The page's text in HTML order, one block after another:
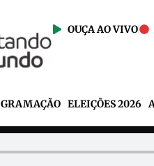
OUÇA AO VIVO
ELEIÇÕES 2026